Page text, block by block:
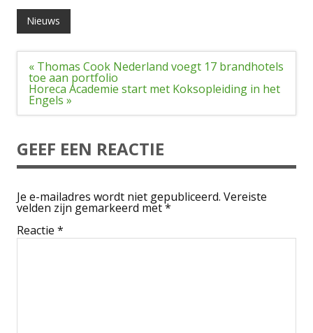
Nieuws
Bericht
navigatie
« Thomas Cook Nederland voegt 17 brandhotels
toe aan portfolio
Horeca Academie start met Koksopleiding in het
Engels »
GEEF EEN REACTIE
Je e-mailadres wordt niet gepubliceerd. Vereiste
velden zijn gemarkeerd met*
Reactie *